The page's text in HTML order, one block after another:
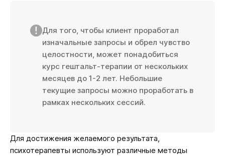
Для того, чтобы клиент проработал
изначальные запросы и обрел чувство
целостности, может понадобиться
курс гештальт-терапии от нескольких
месяцев до 1-2 лет. Небольшие
текущие запросы можно проработать в
рамках нескольких сессий.
Для достижения желаемого результата,
психотерапевты используют различные методы